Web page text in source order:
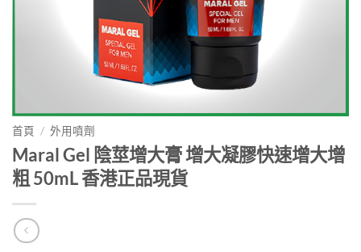
首頁 / 外用噴劑
Maral Gel 陰莖增大膏 增大凝膠快速增大增
粗 50mL 香港正品現貨